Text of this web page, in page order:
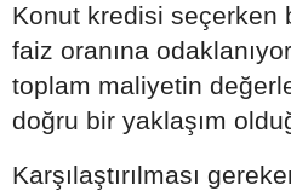
Konut kredisi seçerken
faiz oranına
toplam maliyetin
doğru bir yaklaşım
Karşılaştırılması